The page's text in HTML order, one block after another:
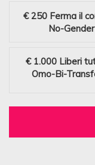
€ 250 Ferma il
No-Gender
€ 1.000 Liberi
Omo-Bi-